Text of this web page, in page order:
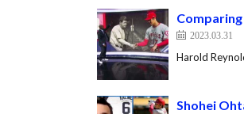
2023.03.31
Harold
Shohei